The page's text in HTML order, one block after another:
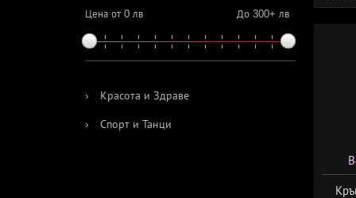
Цена от 0 лв До 300+ лв
› Красота и Здраве
› Спорт и Танци